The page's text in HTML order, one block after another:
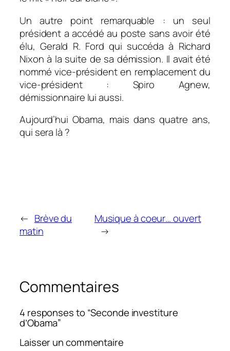
Un autre point remarquable : un seul
président a accédé au poste sans avoir été
élu, Gerald R. Ford qui succéda à Richard
Nixon à la suite de sa démission. Il avait été
nommé vice-président en remplacement du
vice-président : Spiro Agnew,
démissionnaire lui aussi.
Aujourd’hui Obama, mais dans quatre ans,
qui sera là ?
← Brève du
matin
Musique à coeur… ouvert
→
Commentaires
4 responses to “Seconde investiture
d’Obama”
Laisser un commentaire